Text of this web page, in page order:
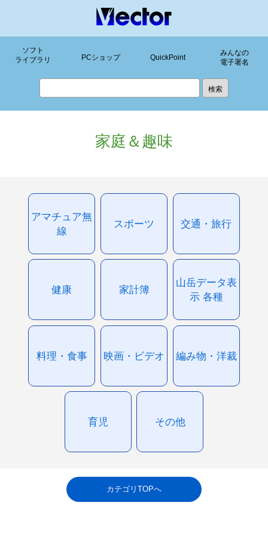
ソフト
ライブラリ
PCショップ QuickPoint
みんなの
電子署名
家庭＆趣味
アマチュア無
線
スポーツ 交通・旅行
健康 家計簿
山岳データ表
示 各種
料理・食事 映画・ビデオ 編み物・洋裁
育児 その他
カテゴリTOPへ